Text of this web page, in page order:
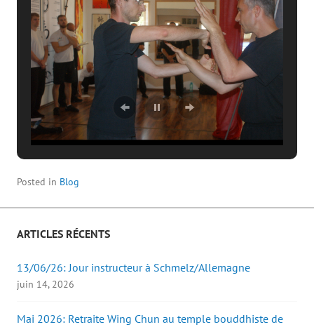
Posted in Blog
ARTICLES RÉCENTS
13/06/26: Jour instructeur à Schmelz/Allemagne
juin 14, 2026
Mai 2026: Retraite Wing Chun au temple bouddhiste de